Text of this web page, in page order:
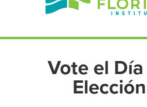
Vote el
Elección